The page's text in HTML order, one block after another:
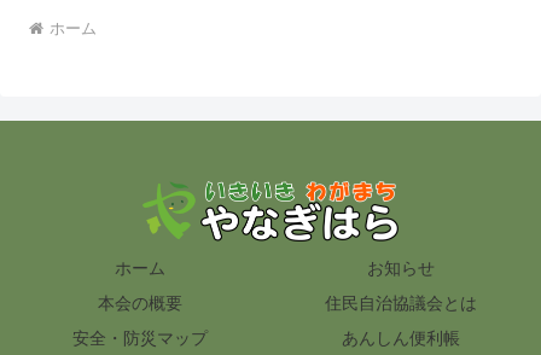
ホーム
ホーム
お知らせ
本会の概要
住民自治協議会とは
安全・防災マップ
あんしん便利帳